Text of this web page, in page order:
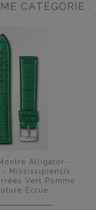
CATÉGORIE :
Alligator -
- Mississipiensis
Vert Pomme
Écrue
rapide